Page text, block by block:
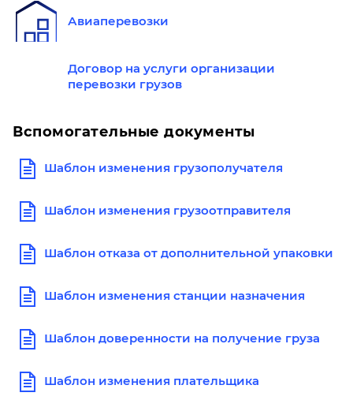
Авиаперевозки
Договор на услуги организации
перевозки грузов
Вспомогательные документы
Шаблон изменения грузополучателя
Шаблон изменения грузоотправителя
Шаблон отказа от дополнительной упаковки
Шаблон изменения станции назначения
Шаблон доверенности на получение груза
Шаблон изменения плательщика